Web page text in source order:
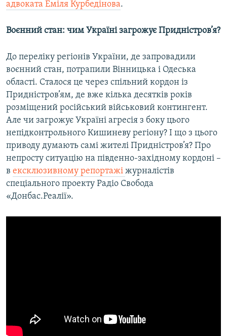
адвоката Еміля Курбедінова.
Воєнний стан: чим Україні загрожує Придністров’я?
До переліку регіонів України, де запровадили
воєнний стан, потрапили Вінницька і Одеська
області. Сталося це через спільний кордон із
Придністров’ям, де вже кілька десятків років
розміщений російський військовий контингент.
Але чи загрожує Україні агресія з боку цього
непідконтрольного Кишиневу регіону? І що з цього
приводу думають самі жителі Придністров’я? Про
непросту ситуацію на південно-західному кордоні –
в ексклюзивному репортажі журналістів
спеціального проекту Радіо Свобода
«Донбас.Реалії».